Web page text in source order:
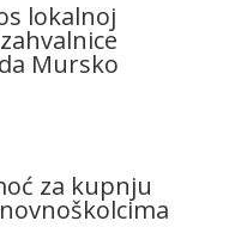
lokalnoj
Mursko
za kupnju